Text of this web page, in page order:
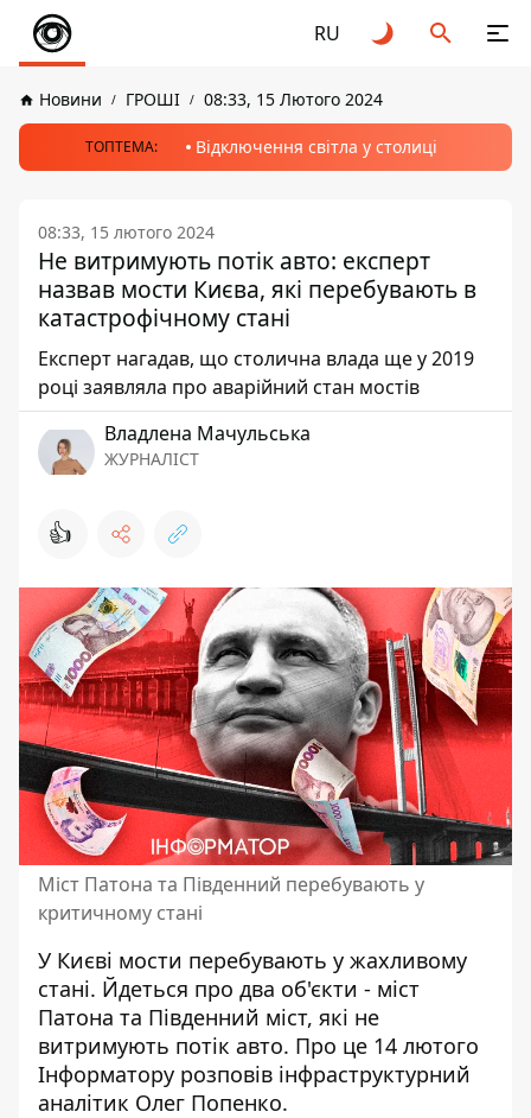
RU
Новини ГРОШІ 08:33, 15 Лютого 2024
ТОПТЕМА: Відключення світла у столиці
08:33, 15 лютого 2024
Не витримують потік авто: експерт
назвав мости Києва, які перебувають в
катастрофічному стані
Експерт нагадав, що столична влада ще у 2019
році заявляла про аварійний стан мостів
Владлена Мачульська
ЖУРНАЛІСТ
👍
Міст Патона та Південний перебувають у
критичному стані
У Києві мости перебувають у жахливому
стані. Йдеться про два об'єкти - міст
Патона та Південний міст, які не
витримують потік авто. Про це 14 лютого
Інформатору розповів інфраструктурний
аналітик Олег Попенко.